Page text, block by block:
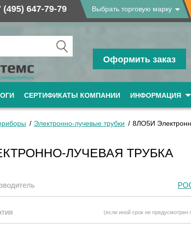
(495) 647-79-79 Выбрать торговую марку
Оформить заказ
СЕРТИФИКАТЫ КОМПАНИИ ИНФОРМАЦИЯ
Электронно-лучевые трубки 8ЛО5И
ЛУЧЕВАЯ ТРУБКА
(если иной срок не предусмотрен